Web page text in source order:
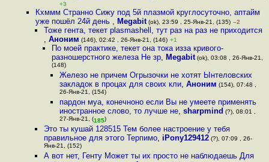
+3
Кхммм Странно Сижу под 5й плазмой круглосуточно, аптайм
уже пошёл 24й день , Megabit (ok), 23:59 , 25-Янв-21, (135) –2
Тоже гента, текет plasmashell, тут раз на раз не приходится
, Аноним (146), 02:42 , 26-Янв-21, (146) +1
По моей практике, текет она тока изза кривого-
разношерстного железа Не зр, Megabit(ok), 03:08 , 26-Янв-21,
(148)
Железо не причем Огрызочки не хотят Ынтеловских
закладок в процах для своих кли,Аноним (154), 07:48 ,
26-Янв-21, (154)
пардон муа, конечноно если Вы не умеете применять
иностранное слово, то лучше не,sharpmind (?), 08:01 ,
27-Янв-21, (185)
Это ты кушай 128515 Тем более настроение у тебя
правильное для этого Терпимо, iPony129412(?), 07:09 , 26-
Янв-21, (152)
А вот нет, Генту Может ты их просто не наблюдаешь Для